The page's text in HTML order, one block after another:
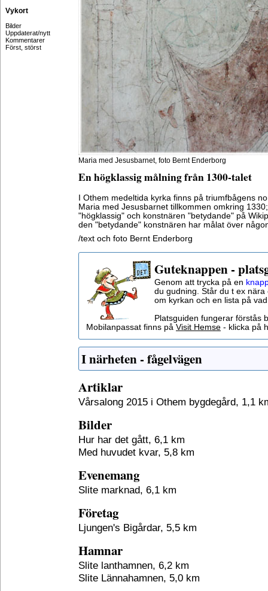
Vykort
Bilder
Uppdaterat/nytt
Kommentarer
Först, störst
Maria med Jesusbarnet, foto Bernt Enderborg
En högklassig målning från 1300-talet
I Othem medeltida kyrka finns på triumfbågens
Maria med Jesusbarnet tillkommen omkring
"högklassig" och konstnären "betydande" på
den "betydande" konstnären har målat över
/text och foto Bernt Enderborg
Guteknappen -
Genom att trycka på en
du gudning. Står du t ex
om kyrkan och en lista på
Platsguiden fungerar förstås
Mobilanpassat finns på Visit Hemse - klicka på
I närheten - fågelvägen
Artiklar
Vårsalong 2015 i Othem bygdegård, 1,1
Bilder
Hur har det gått, 6,1 km
Med huvudet kvar, 5,8 km
Evenemang
Slite marknad, 6,1 km
Företag
Ljungen's Bigårdar, 5,5 km
Hamnar
Slite lanthamnen, 6,2 km
Slite Lännahamnen, 5,0 km